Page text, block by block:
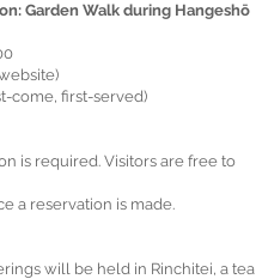
Garden Walk during Hangeshō
come, first-served)
is required. Visitors are free to
a reservation is made.
will be held in Rinchitei, a tea